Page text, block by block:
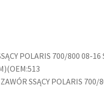
POLARIS 700/800 08-16
SSĄCY POLARIS 700/